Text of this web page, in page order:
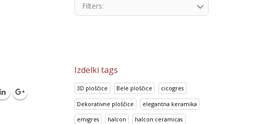
Filters:
Izdelki tags
3D ploščice Bele ploščice cicogres
Dekorativne ploščice elegantna keramika
emigres halcon halcon ceramicas